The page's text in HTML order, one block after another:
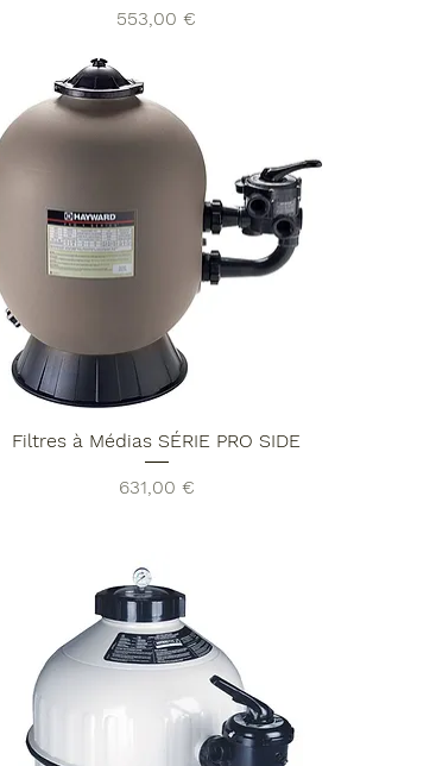
Prix
553,00 €
Filtres à Médias SÉRIE PRO SIDE
Prix
631,00 €